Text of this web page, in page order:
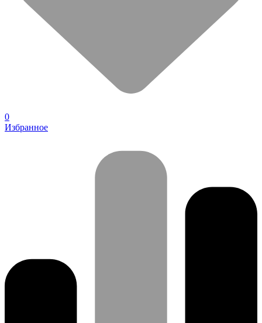
0
Избранное